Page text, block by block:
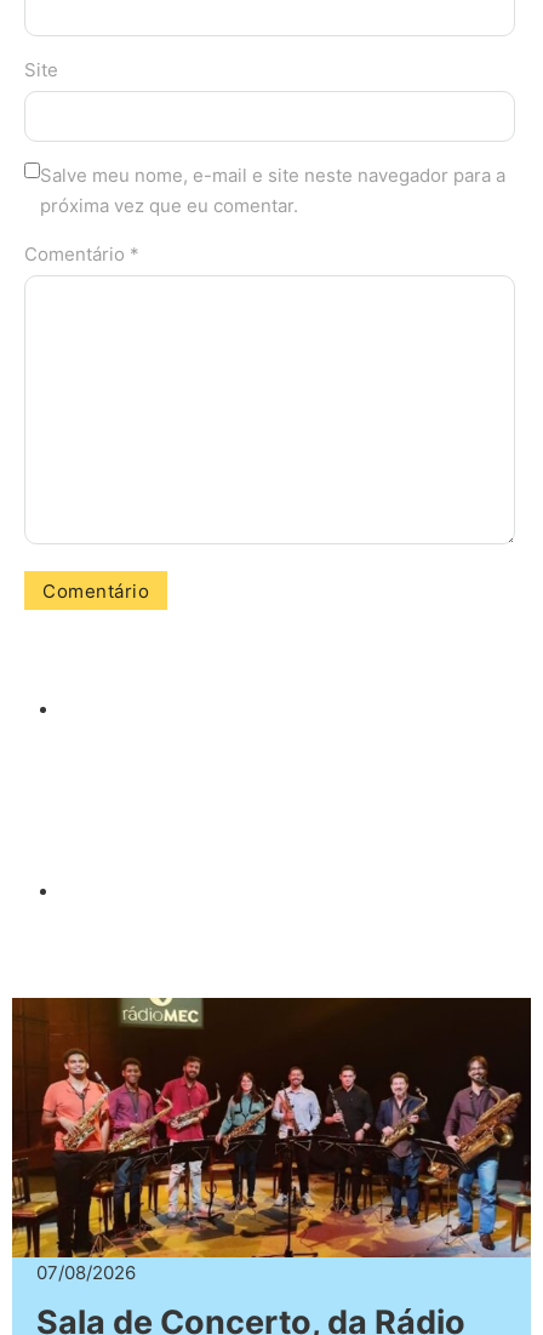
Site
Salve meu nome, e-mail e site neste navegador para a
próxima vez que eu comentar.
Comentário *
07/08/2026
Sala de Concerto, da Rádio